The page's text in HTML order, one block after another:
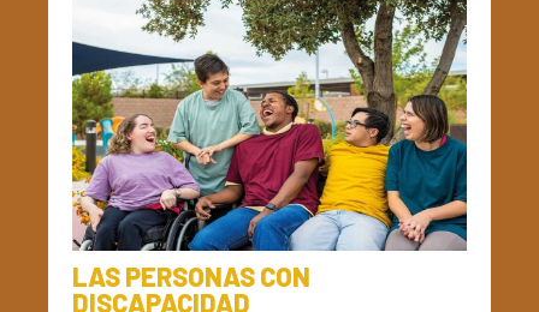
LAS PERSONAS CON
DISCAPACIDAD